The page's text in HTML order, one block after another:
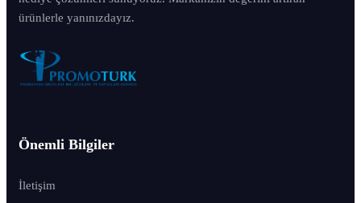
ürünlerle yanınızdayız.
Önemli Bilgiler
İletişim